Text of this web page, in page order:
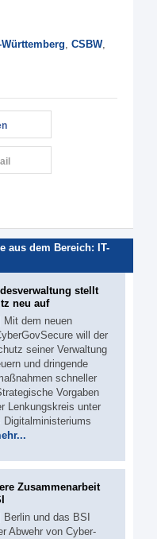
Württemberg, CSBW,
aus dem Bereich: IT-
stellt
neu auf
Mit dem neuen
will der
seiner Verwaltung
und dringende
schneller
Vorgaben
Lenkungskreis unter
Digitalministeriums
Zusammenarbeit
Berlin und das BSI
Abwehr von Cyber-